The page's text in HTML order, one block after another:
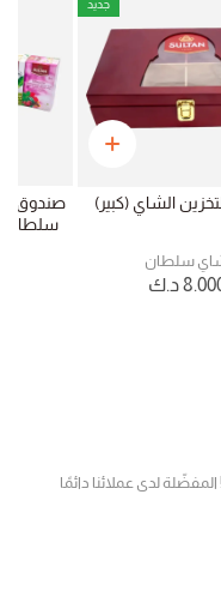
جديد
الشاي (كبير)
سلطان
د.ك
صندوق
المفضّلة لدى عملائنا دائمًا